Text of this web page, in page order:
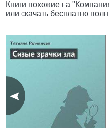
Книги похожие на
или скачать бесплатно